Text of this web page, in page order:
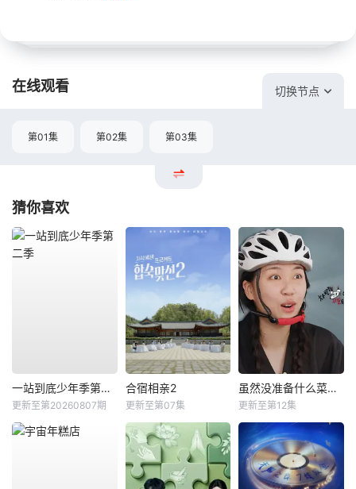
在线观看 切换节点
第01集 第02集 第03集
猜你喜欢
一站到底少年季第二季
更新至第20260807期
合宿相亲2
更新至第07集
虽然没准备什么菜第四季
更新至第12集